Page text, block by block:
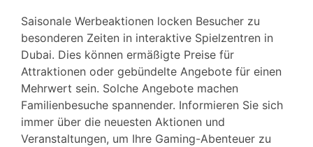
Saisonale Werbeaktionen locken Besucher zu
besonderen Zeiten in interaktive Spielzentren in
Dubai. Dies können ermäßigte Preise für
Attraktionen oder gebündelte Angebote für einen
Mehrwert sein. Solche Angebote machen
Familienbesuche spannender. Informieren Sie sich
immer über die neuesten Aktionen und
Veranstaltungen, um Ihre Gaming-Abenteuer zu